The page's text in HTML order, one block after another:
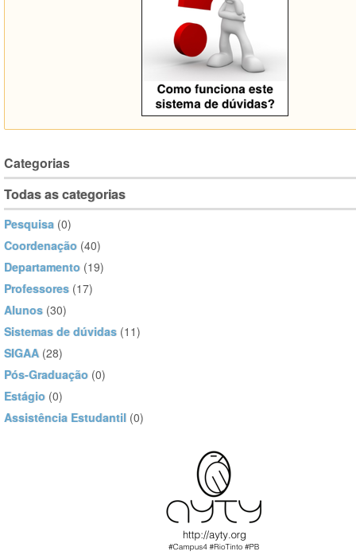
Categorias
Todas as categorias
Pesquisa (0)
Coordenação (40)
Departamento (19)
Professores (17)
Alunos (30)
Sistemas de dúvidas (11)
SIGAA (28)
Pós-Graduação (0)
Estágio (0)
Assistência Estudantil (0)